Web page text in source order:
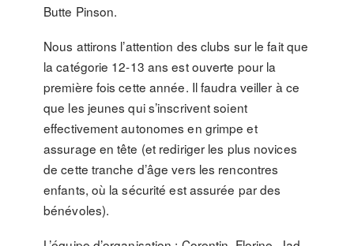
Butte Pinson.
Nous attirons l’attention des clubs sur le fait que
la catégorie 12-13 ans est ouverte pour la
première fois cette année. Il faudra veiller à ce
que les jeunes qui s’inscrivent soient
effectivement autonomes en grimpe et
assurage en tête (et rediriger les plus novices
de cette tranche d’âge vers les rencontres
enfants, où la sécurité est assurée par des
bénévoles).